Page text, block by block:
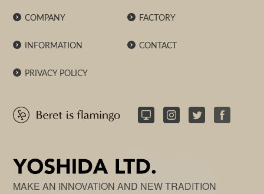
MAKE AN INNOVATION AND NEW TRADITION
COMPANY FACTORY
INFORMATION CONTACT
PRIVACY POLICY